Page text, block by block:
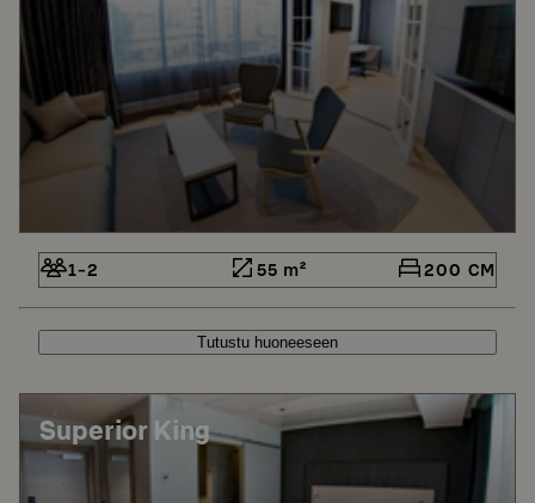
1-2 55 m² 200 CM
Tutustu huoneeseen
Superior King